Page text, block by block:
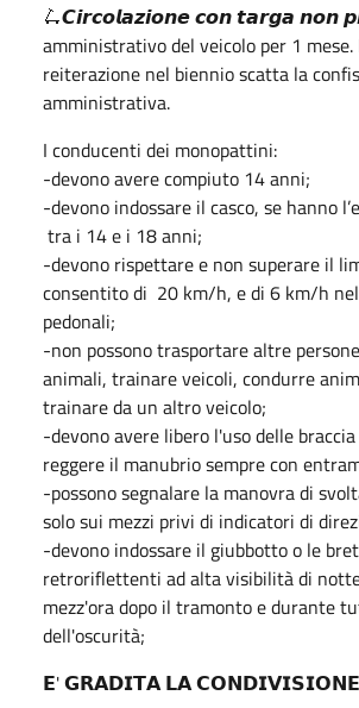
🛴𝘾𝙞𝙧𝙘𝙤𝙡𝙖𝙯𝙞𝙤𝙣𝙚 𝙘𝙤𝙣 𝙩𝙖𝙧𝙜𝙖 𝙣𝙤𝙣
amministrativo del veicolo per 1 mese.
reiterazione nel biennio scatta la
amministrativa.
I conducenti dei monopattini:
-devono avere compiuto 14 anni;
-devono indossare il casco, se hanno
tra i 14 e i 18 anni;
-devono rispettare e non superare il
consentito di 20 km/h, e di 6 km/h
pedonali;
-non possono trasportare altre
animali, trainare veicoli, condurre
trainare da un altro veicolo;
-devono avere libero l'uso delle
reggere il manubrio sempre con
-possono segnalare la manovra di
solo sui mezzi privi di indicatori di
-devono indossare il giubbotto o le
retroriflettenti ad alta visibilità di
mezz'ora dopo il tramonto e durante
dell'oscurità;
𝗘' 𝗚𝗥𝗔𝗗𝗜𝗧𝗔 𝗟𝗔 𝗖𝗢𝗡𝗗𝗜𝗩𝗜𝗦𝗜𝗢𝗡𝗘